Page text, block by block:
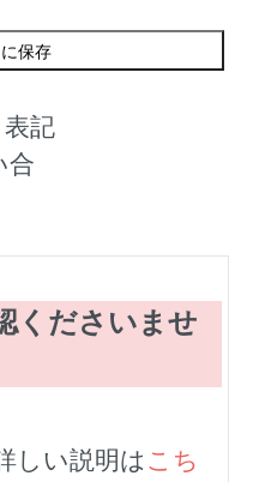
保存
記
合
くださいませ
しい説明は こち